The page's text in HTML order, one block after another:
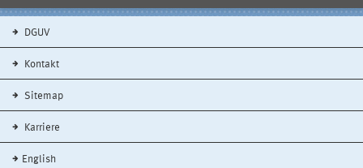
DGUV
Kontakt
Sitemap
Karriere
English